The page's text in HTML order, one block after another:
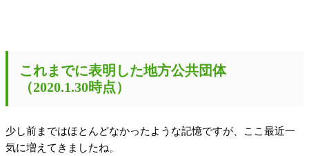
これまでに表明した地方公共団体
（2020.1.30時点）
少し前まではほとんどなかったような記憶ですが、ここ最近一
気に増えてきましたね。